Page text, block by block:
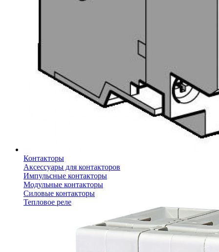
Контакторы
Аксессуары для контакторов
Импульсные контакторы
Модульные контакторы
Силовые контакторы
Тепловое реле